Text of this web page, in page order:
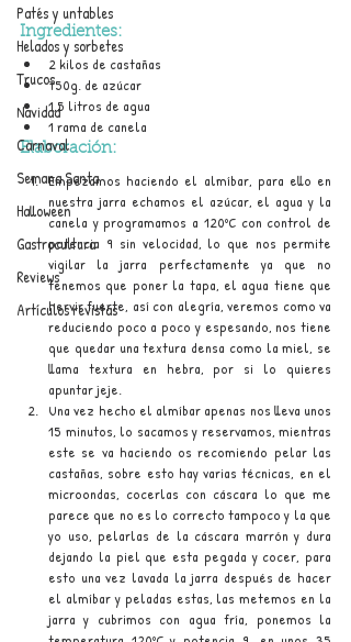
Patés y untables
Helados y sorbetes
Trucos
Navidad
Carnaval
Semana Santa
Halloween
Gastrocultura
Reviews
Artículos revistas
Ingredientes:
2 kilos de castañas
750g. de azúcar
1,5 litros de agua
1 rama de canela
Elaboración:
Empezamos haciendo el almíbar, para ello en
nuestra jarra echamos el azúcar, el agua y la
canela y programamos a 120ºC con control de
potencia 9 sin velocidad, lo que nos permite
vigilar la jarra perfectamente ya que no
tenemos que poner la tapa, el agua tiene que
hervir fuerte, así con alegría, veremos como va
reduciendo poco a poco y espesando, nos tiene
que quedar una textura densa como la miel, se
llama textura en hebra, por si lo quieres
apuntar jeje.
Una vez hecho el almíbar apenas nos lleva unos
15 minutos, lo sacamos y reservamos, mientras
este se va haciendo os recomiendo pelar las
castañas, sobre esto hay varias técnicas, en el
microondas, cocerlas con cáscara lo que me
parece que no es lo correcto tampoco y la que
yo uso, pelarlas de la cáscara marrón y dura
dejando la piel que esta pegada y cocer, para
esto una vez lavada la jarra después de hacer
el almíbar y peladas estas, las metemos en la
jarra y cubrimos con agua fría, ponemos la